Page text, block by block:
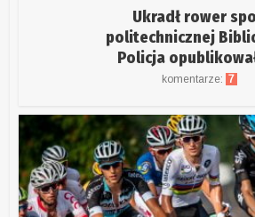
Ukradł rower
politechnicznej
Policja
komentarze: 7